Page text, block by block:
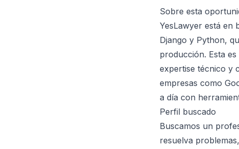
Sobre esta
YesLawyer está en
Django y Python,
producción. Esta
expertise técnico y
empresas como
a día con
Perfil buscado
Buscamos un
resuelva